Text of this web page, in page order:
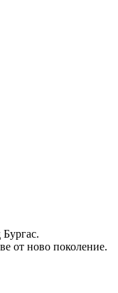
от ново поколение.